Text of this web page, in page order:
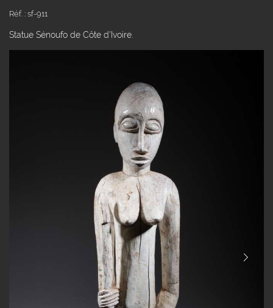
Réf. : sf-911
Statue Sénoufo de Côte d'Ivoire.